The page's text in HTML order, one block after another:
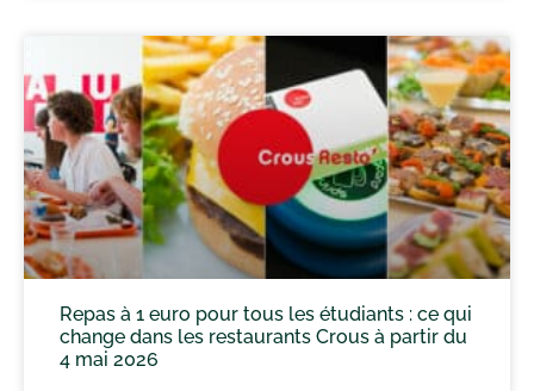
Repas à 1 euro pour tous les étudiants : ce qui
change dans les restaurants Crous à partir du
4 mai 2026